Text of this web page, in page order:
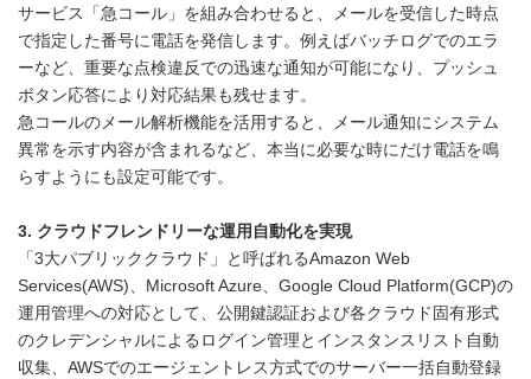
サービス「急コール」を組み合わせると、メールを受信した時点
で指定した番号に電話を発信します。例えばバッチログでのエラ
ーなど、重要な点検違反での迅速な通知が可能になり、プッシュ
ボタン応答により対応結果も残せます。
急コールのメール解析機能を活用すると、メール通知にシステム
異常を示す内容が含まれるなど、本当に必要な時にだけ電話を鳴
らすようにも設定可能です。
3. クラウドフレンドリーな運用自動化を実現
「3大パブリッククラウド」と呼ばれるAmazon Web
Services(AWS)、Microsoft Azure、Google Cloud Platform(GCP)の
運用管理への対応として、公開鍵認証および各クラウド固有形式
のクレデンシャルによるログイン管理とインスタンスリスト自動
収集、AWSでのエージェントレス方式でのサーバー一括自動登録